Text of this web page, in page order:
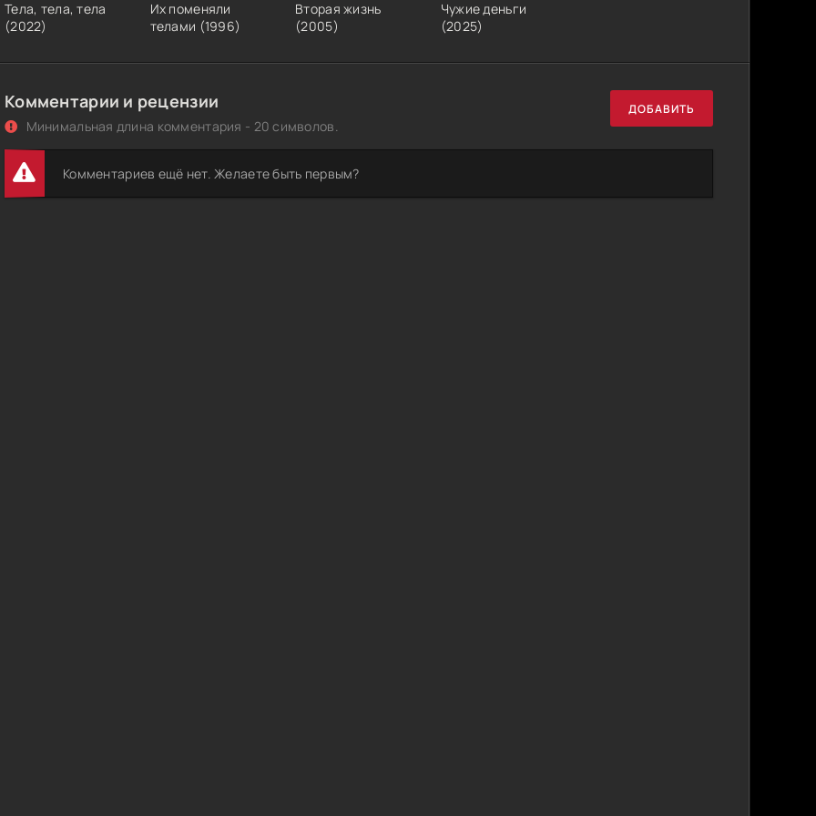
Тела, тела, тела
(2022)
Их поменяли
телами (1996)
Вторая жизнь
(2005)
Чужие деньги
(2025)
Комментарии и рецензии
Минимальная длина комментария - 20 символов.
ДОБАВИТЬ
Комментариев ещё нет. Желаете быть первым?